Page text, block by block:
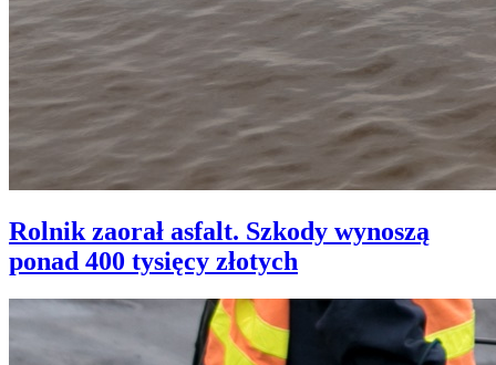
Rolnik zaorał asfalt. Szkody wynoszą
ponad 400 tysięcy złotych